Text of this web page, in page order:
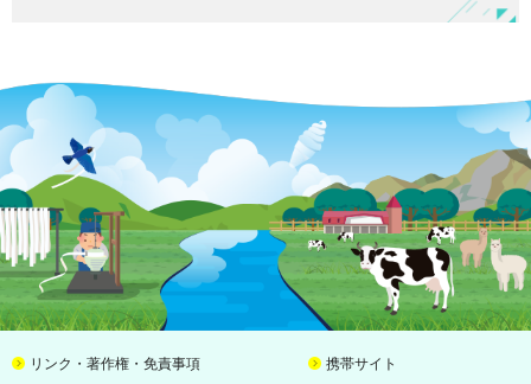
リンク・著作権・免責事項 携帯サイト